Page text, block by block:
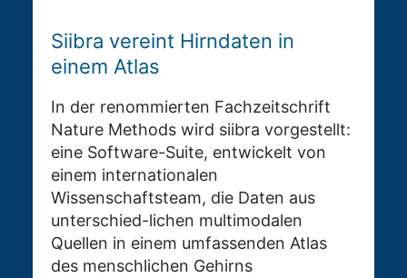
Siibra vereint Hirndaten in
einem Atlas
In der renommierten Fachzeitschrift
Nature Methods wird siibra vorgestellt:
eine Software-Suite, entwickelt von
einem internationalen
Wissenschaftsteam, die Daten aus
unterschied-lichen multimodalen
Quellen in einem umfassenden Atlas
des menschlichen Gehirns